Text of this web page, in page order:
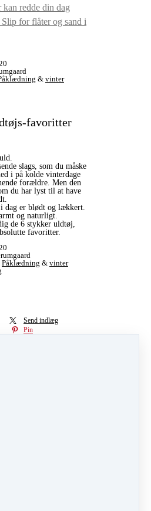
kan redde din dag
for flåter og sand i
& vinter
favoritter
slags, som du måske
i på kolde vinterdage
forældre. Men den
du har lyst til at have
dag er blødt og lækkert.
og naturligt.
de 6 stykker uldtøj,
favoritter.
Påklædning & vinter
Send indlæg
Pin